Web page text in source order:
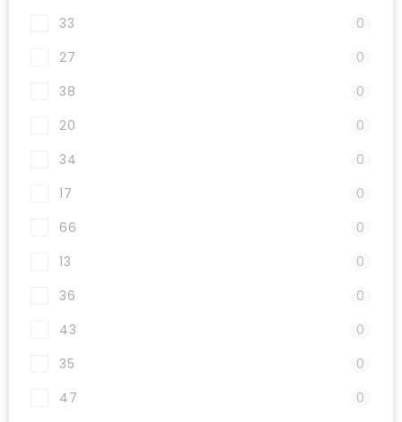
33
0
27
0
38
0
20
0
34
0
17
0
66
0
13
0
36
0
43
0
35
0
47
0